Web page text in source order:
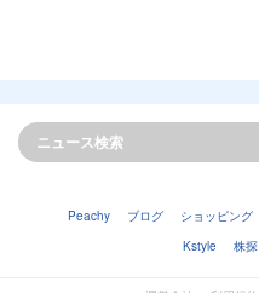
Peachy ブログ ショッピング
Kstyle
株探